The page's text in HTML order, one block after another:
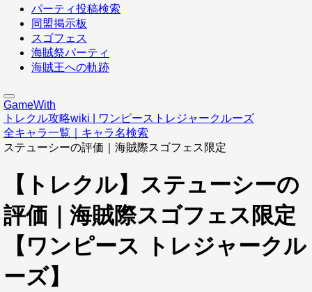
パーティ投稿検索
同盟掲示板
スゴフェス
海賊祭パーティ
海賊王への軌跡
GameWith
トレクル攻略wiki | ワンピーストレジャークルーズ
全キャラ一覧｜キャラ名検索
ステューシーの評価｜海賊際スゴフェス限定
【トレクル】ステューシーの
評価｜海賊際スゴフェス限定
【ワンピース トレジャークル
ーズ】